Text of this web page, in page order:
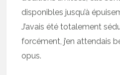
disponibles jusqu’à
J’avais été totalement
forcément, j’en attendais
opus.